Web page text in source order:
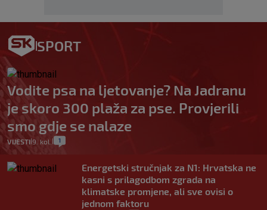
SPORT
Vodite psa na ljetovanje? Na Jadranu
je skoro 300 plaža za pse. Provjerili
smo gdje se nalaze
VIJESTI 9. kol. 1
Energetski stručnjak za N1: Hrvatska ne
kasni s prilagodbom zgrada na
klimatske promjene, ali sve ovisi o
jednom faktoru